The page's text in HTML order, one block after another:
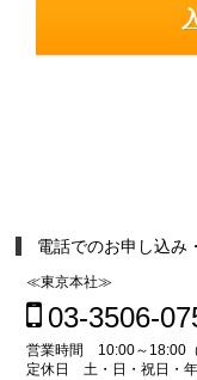
電話でのお申し込み
≪東京本社≫
03-3506-
営業時間 10:00～18:00（
定休日 土・日・祝日・